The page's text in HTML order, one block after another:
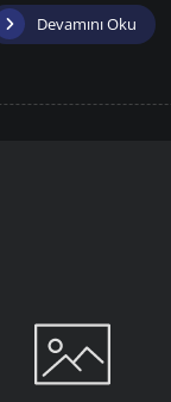
Devamını Oku